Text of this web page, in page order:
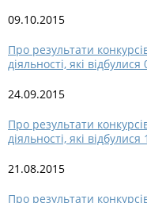
09.10.2015
Про результати
діяльності, які
24.09.2015
Про результати
діяльності, які
21.08.2015
Про результати